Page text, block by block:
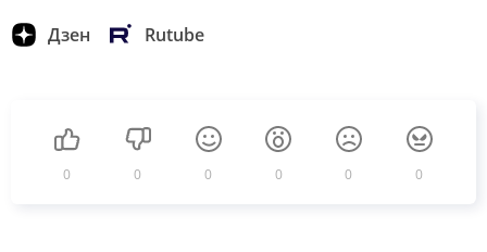
Дзен Rutube
0 0 0 0 0 0